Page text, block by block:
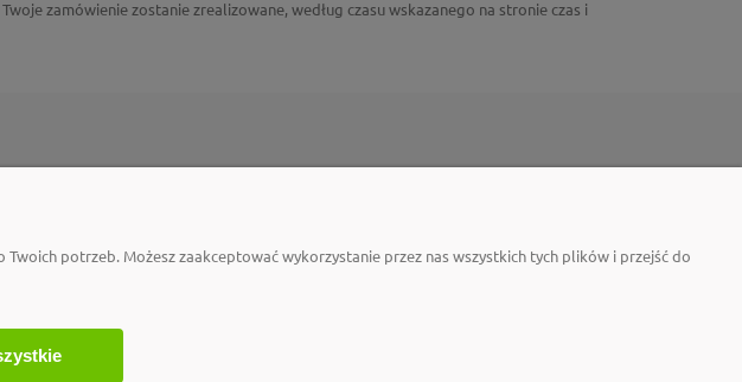
zamówienie zostanie zrealizowane, według czasu wskazanego na stronie czas i
Jak założyć konto na platformie b2b?
Certyfikaty
potrzeb. Możesz zaakceptować wykorzystanie przez nas wszystkich tych plików i przejść do